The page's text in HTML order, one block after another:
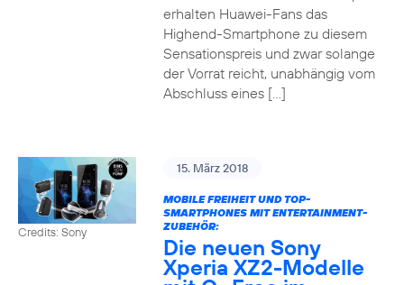
erhalten Huawei-Fans das
Highend-Smartphone zu diesem
Sensationspreis und zwar solange
der Vorrat reicht, unabhängig vom
Abschluss eines […]
Credits: Sony
15. März 2018
MOBILE FREIHEIT UND TOP-
SMARTPHONES MIT ENTERTAINMENT-
ZUBEHÖR:
Die neuen Sony
Xperia XZ2-Modelle